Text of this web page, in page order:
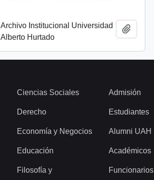
Archivo Institucional Universidad
Alberto Hurtado
Ciencias Sociales
Derecho
Economía y Negocios
Educación
Filosofía y
Admisión
Estudiantes
Alumni UAH
Académicos
Funcionarios